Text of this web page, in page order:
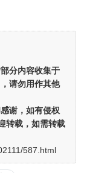
分内容收集于
请勿用作其他
谢，如有侵权
转载，如需转载
587.html